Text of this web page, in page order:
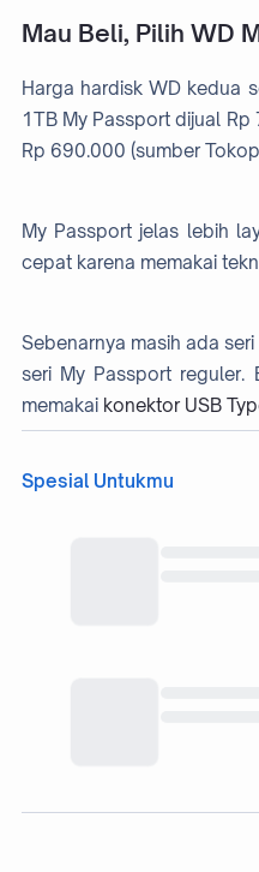
Mau Beli, Pilih WD
Harga hardisk WD kedua
1TB My Passport dijual
Rp 690.000 (sumber
My Passport jelas lebih
cepat karena memakai
Sebenarnya masih ada
seri My Passport
memakai konektor USB
Spesial Untukmu